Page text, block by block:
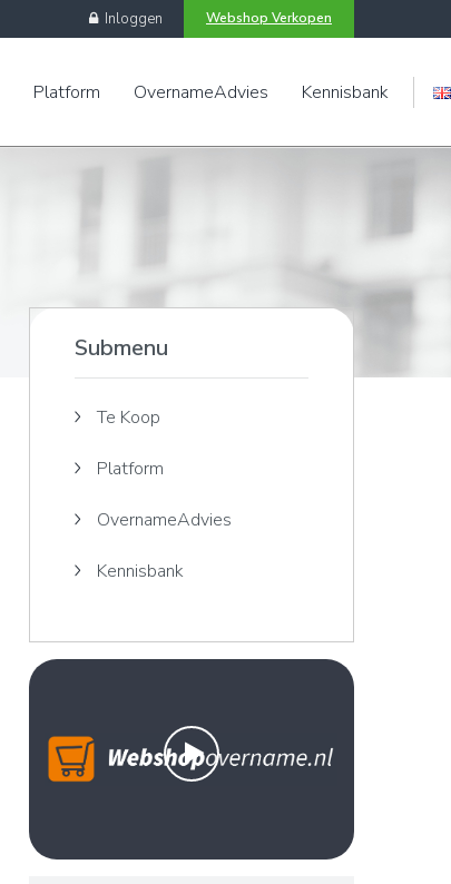
Webshop Verkopen
Inloggen
Engels
Platform OvernameAdvies Kennisbank
Submenu
Te Koop
Platform
OvernameAdvies
Kennisbank